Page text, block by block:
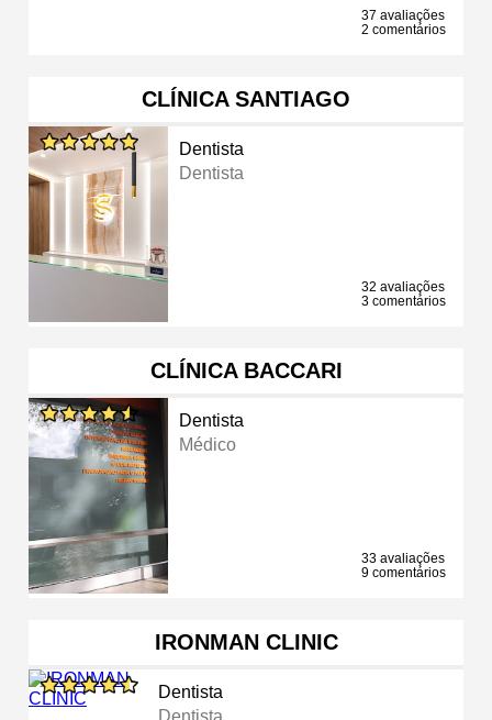
37 avaliações
2 comentários
CLÍNICA SANTIAGO
Dentista
Dentista
32 avaliações
3 comentários
CLÍNICA BACCARI
Dentista
Médico
33 avaliações
9 comentários
IRONMAN CLINIC
Dentista
Dentista